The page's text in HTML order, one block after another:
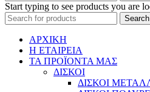
Start typing to see products you are
Search
ΑΡΧΙΚΗ
Η ΕΤΑΙΡΕΙΑ
ΤΑ ΠΡΟΪΟΝΤΑ ΜΑΣ
ΔΙΣΚΟΙ
ΔΙΣΚΟΙ